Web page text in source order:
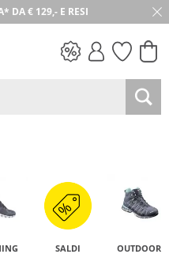
DA € 129,- E RESI
SALDI OUTDOOR